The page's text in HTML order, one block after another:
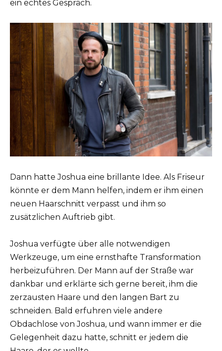
ein echtes Gespräch.
Dann hatte Joshua eine brillante Idee. Als Friseur
könnte er dem Mann helfen, indem er ihm einen
neuen Haarschnitt verpasst und ihm so
zusätzlichen Auftrieb gibt.
Joshua verfügte über alle notwendigen
Werkzeuge, um eine ernsthafte Transformation
herbeizuführen. Der Mann auf der Straße war
dankbar und erklärte sich gerne bereit, ihm die
zerzausten Haare und den langen Bart zu
schneiden. Bald erfuhren viele andere
Obdachlose von Joshua, und wann immer er die
Gelegenheit dazu hatte, schnitt er jedem die